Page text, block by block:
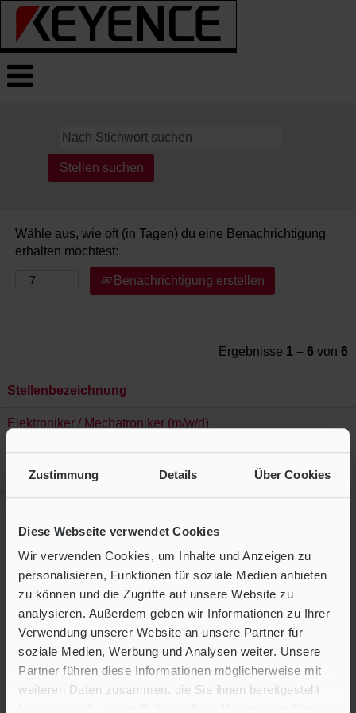
Zustimmung Details Über Cookies
Diese Webseite verwendet Cookies
Wir verwenden Cookies, um Inhalte und Anzeigen zu
personalisieren, Funktionen für soziale Medien anbieten
zu können und die Zugriffe auf unsere Website zu
analysieren. Außerdem geben wir Informationen zu Ihrer
Verwendung unserer Website an unsere Partner für
soziale Medien, Werbung und Analysen weiter. Unsere
Partner führen diese Informationen möglicherweise mit
weiteren Daten zusammen, die Sie ihnen bereitgestellt
Wähle aus, wie oft (in Tagen) du eine Benachrichtigung
erhalten möchtest:
Benachrichtigung erstellen
Ergebnisse 1 – 6 von 6
Stellenbezeichnung
Elektroniker / Mechatroniker (m/w/d)
Langen, HE, DE, 63225
Sales
Bundesweit, DE
HR Payroll Specialist / Personalsachbearbeiter (m/w/d) -
Entgeltabrechnung
Operations
Frankfurt am Main, HE, DE, 60549
HR Payroll Specialist/Personalsachbearbeiter (m/w/d) -